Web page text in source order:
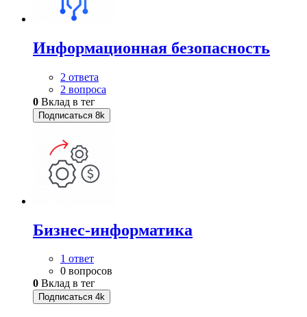
Информационная безопасность
2 ответа
2 вопроса
0 Вклад в тег
Подписаться 8k
Бизнес-информатика
1 ответ
0 вопросов
0 Вклад в тег
Подписаться 4k